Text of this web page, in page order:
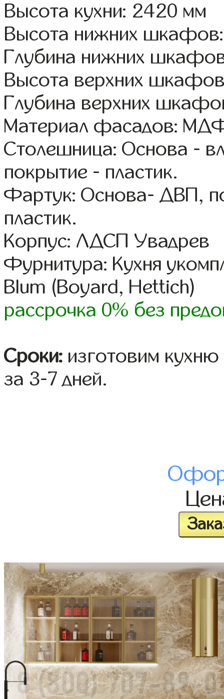
Высота кухни: 2420 мм
Высота нижних
Глубина нижних
Высота верхних
Глубина верхних
Материал фасадов:
Столешница: Основа -
покрытие - пластик.
Фартук: Основа- ДВП,
пластик.
Корпус: ЛДСП Увадрев
Фурнитура: Кухня
Blum (Boyard, Hettich)
рассрочка 0% без
Сроки: изготовим
за 3-7 дней.